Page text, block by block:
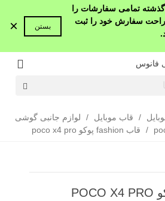
تمامی سفارشات را
راحت سفارش خود را ثبت
بستن ×
/ قاب موبایل /
لوازم جانبی گوشی
/ قاب fashion پوکو poco x4 pro